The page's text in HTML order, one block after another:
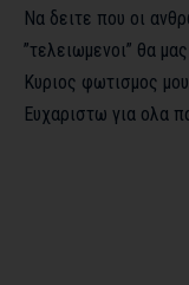
Να δειτε που οι
”τελειωμενοι” θα
Κυριος φωτισμος
Ευχαριστω για ολα